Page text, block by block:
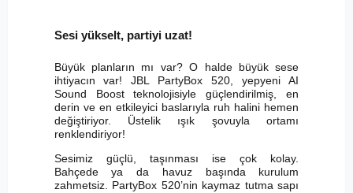
Sesi yükselt, partiyi uzat!
Büyük planların mı var? O halde büyük sese
ihtiyacın var! JBL PartyBox 520, yepyeni AI
Sound Boost teknolojisiyle güçlendirilmiş, en
derin ve en etkileyici baslarıyla ruh halini hemen
değiştiriyor. Üstelik ışık şovuyla ortamı
renklendiriyor!
Sesimiz güçlü, taşınması ise çok kolay.
Bahçede ya da havuz başında kurulum
zahmetsiz. PartyBox 520’nin kaymaz tutma sapı